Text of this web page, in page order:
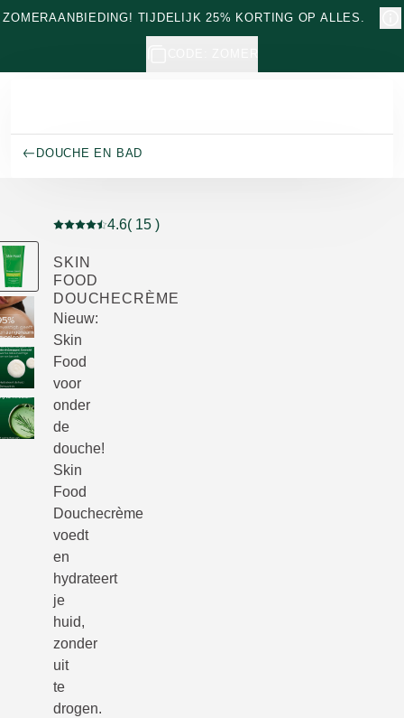
Naar hoofdinhoud gaan
ZOMERAANBIEDING! TIJDELIJK 25% KORTING OP ALLES.
DOUCHE EN BAD
Beoordeling: 4.6 van 5 beoordeeld door 15 personen
4.6( 15 )
SKIN
FOOD
DOUCHECRÈME
Nieuw:
Skin
Food
voor
onder
de
douche!
Skin
Food
Douchecrème
voedt
en
hydrateert
je
huid,
zonder
uit
te
drogen.